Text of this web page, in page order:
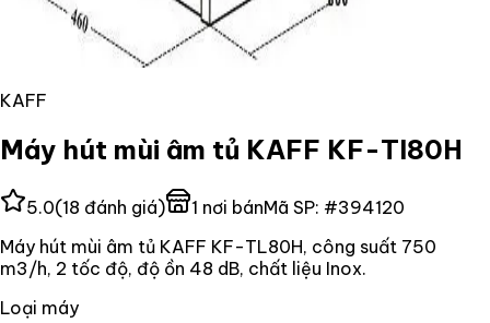
KAFF
Máy hút mùi âm tủ KAFF KF-Tl80H
5.0(18 đánh giá) 1 nơi bánMã SP: #394120
Máy hút mùi âm tủ KAFF KF-TL80H, công suất 750
m3/h, 2 tốc độ, độ ồn 48 dB, chất liệu Inox.
Loại máy